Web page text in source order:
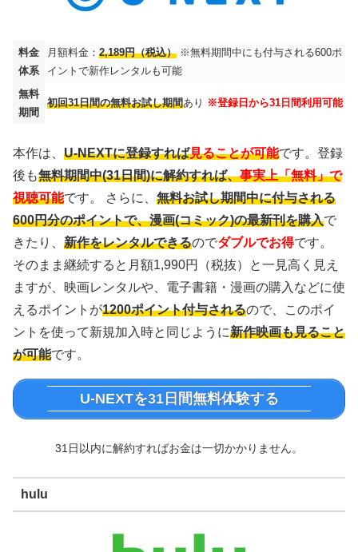
料金
体系
月額料金： 2,189円（税込） ※無料期間中にも付与される600ポ
イントで新作レンタルも可能
無料
期間
初回31日間の無料お試し期間あり ※登録日から31日間利用可能
本作は、 U-NEXTに登録すれば見ることが可能です。登録
後も無料期間中(31日間)に解約すれば、事実上「無料」で
視聴可能です。 さらに、 無料お試し期間中に付与される
600円分のポイントで、漫画(コミック)の最新刊を購入で
きたり、 新作をレンタルできるのでダブルでお得です。
そのまま継続すると月額1,990円（税抜）と一見高く見え
ますが、映画レンタルや、電子書籍・漫画の購入などに使
えるポイントが1200ポイント付与されるので、このポイ
ントを使って新規加入時と同じように新作映画も見ること
が可能です。
U-NEXTを31日間無料体験する
31日以内に解約すればお金は一切かかりません。
hulu